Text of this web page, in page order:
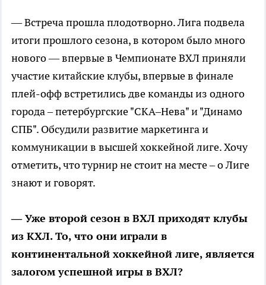
— Встреча прошла плодотворно. Лига подвела
итоги прошлого сезона, в котором было много
нового — впервые в Чемпионате ВХЛ приняли
участие китайские клубы, впервые в финале
плей-офф встретились две команды из одного
города – петербургские "СКА–Нева" и "Динамо
СПБ". Обсудили развитие маркетинга и
коммуникации в высшей хоккейной лиге. Хочу
отметить, что турнир не стоит на месте – о Лиге
знают и говорят.
— Уже второй сезон в ВХЛ приходят клубы
из КХЛ. То, что они играли в
континентальной хоккейной лиге, является
залогом успешной игры в ВХЛ?